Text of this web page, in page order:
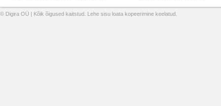
© Digira OÜ | Kõik õigused kaitstud. Lehe sisu loata kopeerimine keelatud.